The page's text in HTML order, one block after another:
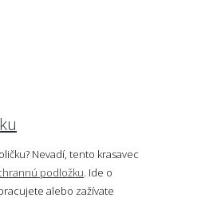
Nevadí, tento krasavec
podložku . Ide o
alebo zažívate